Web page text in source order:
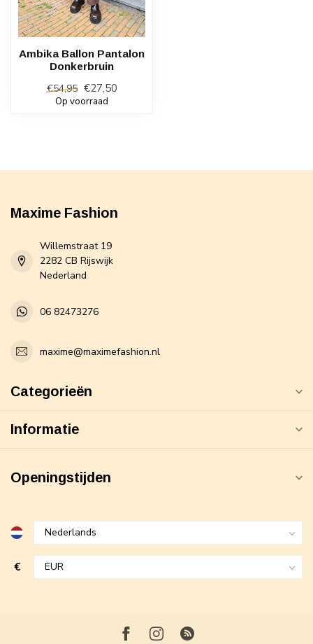
Ambika Ballon Pantalon
Donkerbruin
€54,95 €27,50
Op voorraad
Maxime Fashion
Willemstraat 19
2282 CB Rijswijk
Nederland
06 82473276
maxime@maximefashion.nl
Categorieën
Informatie
Openingstijden
€